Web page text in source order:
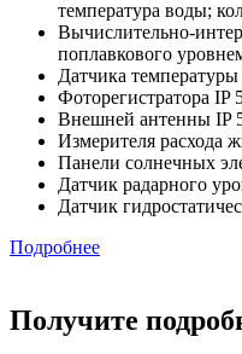
температура воды;
Вычислительно-
поплавкового
Датчика температуры
Фоторегистратора IP
Внешней антенны IP
Измерителя расхода
Панели солнечных
Датчик радарного
Датчик
Подробнее
Получите